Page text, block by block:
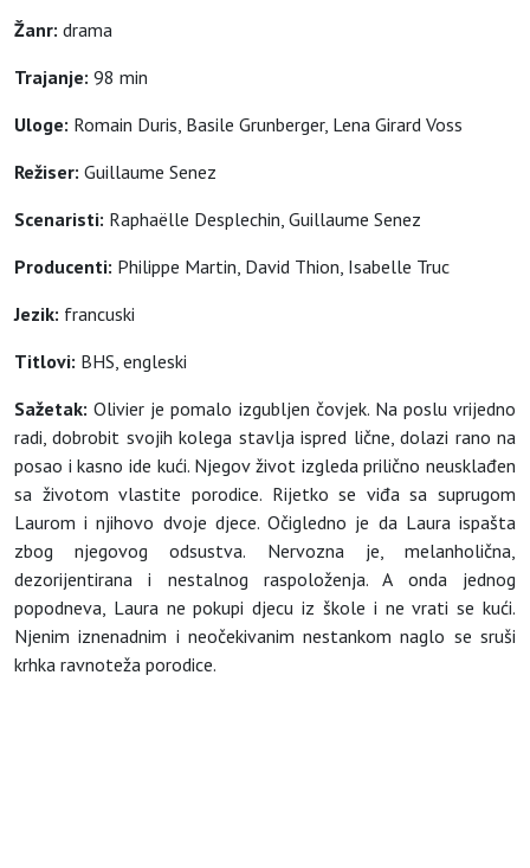
Žanr: drama
Trajanje: 98 min
Uloge: Romain Duris, Basile Grunberger, Lena Girard Voss
Režiser: Guillaume Senez
Scenaristi: Raphaëlle Desplechin, Guillaume Senez
Producenti: Philippe Martin, David Thion, Isabelle Truc
Jezik: francuski
Titlovi: BHS, engleski
Sažetak:Olivier je pomalo izgubljen čovjek. Na poslu vrijedno
radi, dobrobit svojih kolega stavlja ispred lične, dolazi rano na
posao i kasno ide kući. Njegov život izgleda prilično neusklađen
sa životom vlastite porodice. Rijetko se viđa sa suprugom
Laurom i njihovo dvoje djece. Očigledno je da Laura ispašta
zbog njegovog odsustva. Nervozna je, melanholična,
dezorijentirana i nestalnog raspoloženja. A onda jednog
popodneva, Laura ne pokupi djecu iz škole i ne vrati se kući.
Njenim iznenadnim i neočekivanim nestankom naglo se sruši
krhka ravnoteža porodice.